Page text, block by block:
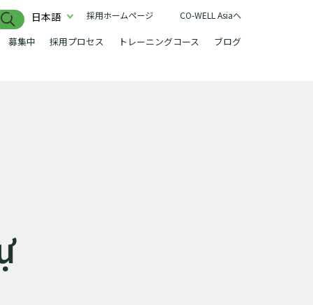
採用ホームページ CO-WELL Asiaへ
日本語
募集中 採用プロセス トレーニングコース ブログ